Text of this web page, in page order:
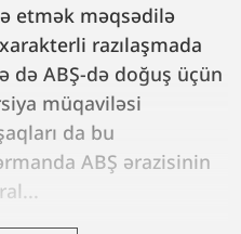
etmək məqsədilə
razılaşmada
də ABŞ-də doğuş üçün
müqaviləsi
da bu
ABŞ ərazisinin